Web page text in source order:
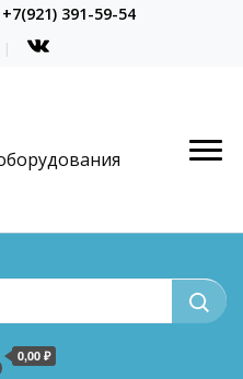
391-59-54
0,00 ₽